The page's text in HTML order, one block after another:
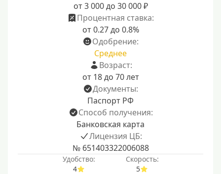
от 3 000 до 30 000 ₽
Процентная ставка:
от 0.27 до 0.8%
Одобрение:
Среднее
Возраст:
от 18 до 70 лет
Документы:
Паспорт РФ
Способ получения:
Банковская карта
Лицензия ЦБ:
№ 651403322006088
Удобство:
4
Скорость:
5